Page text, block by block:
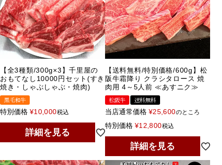
【全3種類/300g×3】千里屋の
おもてなし10000円セット(すき
焼き・しゃぶしゃぶ・焼肉)
黒毛和牛
特別価格 ¥10,000税込
詳細を見る
【送料無料/特別価格/600g】松
阪牛霜降り クラシタロース 焼
肉用 4～5人前 ≪あすニク≫
松阪牛
送料無料
当店通常価格 ¥25,600のところ
特別価格 ¥12,800税込
詳細を見る